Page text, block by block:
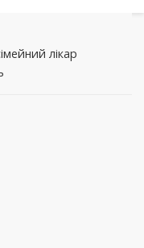
лікар